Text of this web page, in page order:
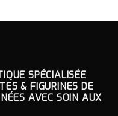
454.10€.431.40€.
SPÉCIALISÉE
& FIGURINES DE
AVEC SOIN AUX